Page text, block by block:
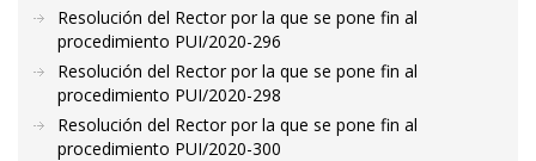
Resolución del Rector por la que se pone fin al
procedimiento PUI/2020-296
Resolución del Rector por la que se pone fin al
procedimiento PUI/2020-298
Resolución del Rector por la que se pone fin al
procedimiento PUI/2020-300